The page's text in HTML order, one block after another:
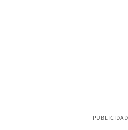
PUBLICIDAD